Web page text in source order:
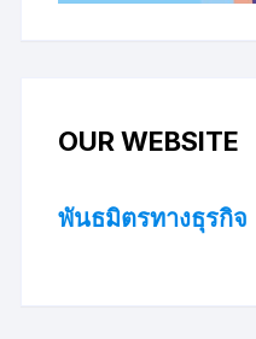
OUR WEBSITE
พันธมิตรทางธุรกิจ